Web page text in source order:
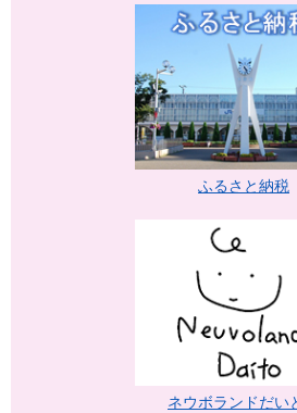
ふるさと納税
ネウボランドだい